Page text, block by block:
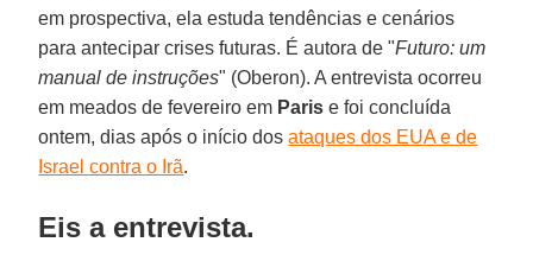
em prospectiva, ela estuda tendências e cenários
para antecipar crises futuras. É autora de "Futuro: um
manual de instruções" (Oberon). A entrevista ocorreu
em meados de fevereiro em Paris e foi concluída
ontem, dias após o início dosataques dos EUA e de
Israel contra o Irã.
Eis a entrevista.